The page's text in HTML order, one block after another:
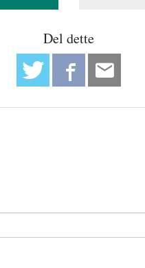
Del dette